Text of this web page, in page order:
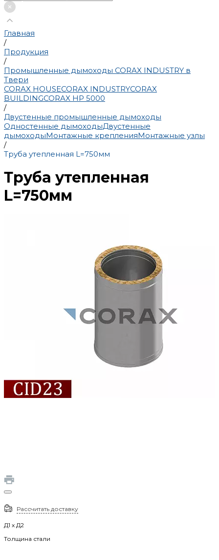
Главная
/
Продукция
/
Промышленные дымоходы CORAX INDUSTRY в
Твери
CORAX HOUSECORAX INDUSTRYCORAX
BUILDINGCORAX HP 5000
/
Двустенные промышленные дымоходы
Одностенные дымоходыДвустенные
дымоходыМонтажные крепленияМонтажные узлы
/
Труба утепленная L=750мм
Труба утепленная
L=750мм
Рассчитать доставку
Д1 х Д2
Толщина стали